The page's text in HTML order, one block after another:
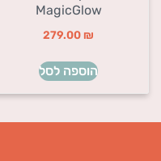
MagicGlow
279.00 ₪
הוספה לסל